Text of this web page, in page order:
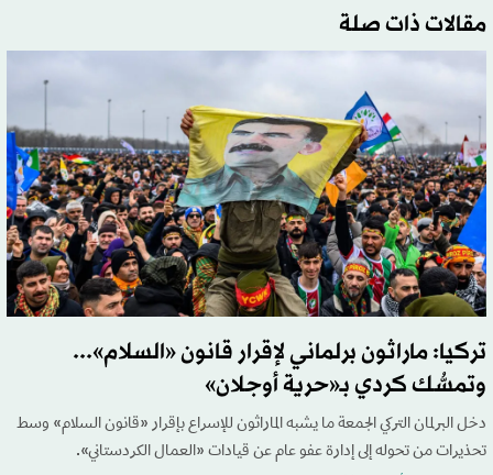
مقالات ذات صلة
تركيا: ماراثون برلماني لإقرار قانون «السلام»...
وتمسُّك كردي بـ«حرية أوجلان»
دخل البرلمان التركي الجمعة ما يشبه الماراثون للإسراع بإقرار «قانون السلام» وسط
تحذيرات من تحوله إلى إدارة عفو عام عن قيادات «العمال الكردستاني».